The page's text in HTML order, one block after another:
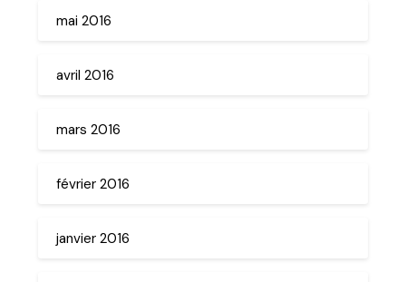
mai 2016
avril 2016
mars 2016
février 2016
janvier 2016